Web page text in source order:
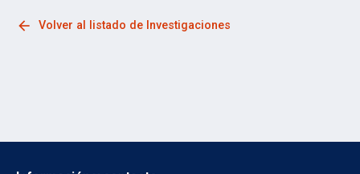
arrow_back Volver al listado de Investigaciones